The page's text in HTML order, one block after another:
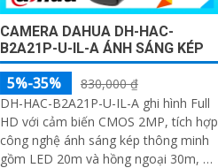
CAMERA DAHUA DH-HAC-
B2A21P-U-IL-A ÁNH SÁNG KÉP
5%-35%
830,000 ₫
DH-HAC-B2A21P-U-IL-A ghi hình Full
HD với cảm biến CMOS 2MP, tích hợp
công nghệ ánh sáng kép thông minh
gồm LED 20m và hồng ngoại 30m, hỗ